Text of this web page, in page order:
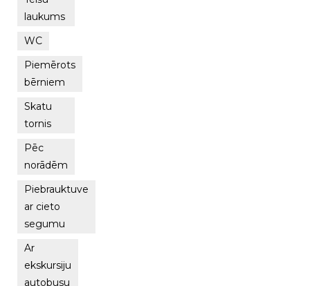
laukums
WC
Piemērots
bērniem
Skatu
tornis
Pēc
norādēm
Piebrauktuve
ar cieto
segumu
Ar
ekskursiju
autobusu